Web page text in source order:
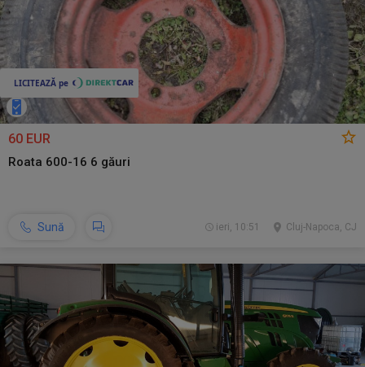
60 EUR
Roata 600-16 6 găuri
Sună Cluj-Napoca, CJ
ieri, 10:51